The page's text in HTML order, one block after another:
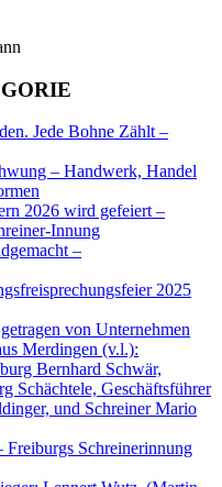
Jede Bohne Zählt –
– Handwerk, Handel
2026 wird gefeiert –
Innung
–
2025
Freiburgs Schreinerinnung